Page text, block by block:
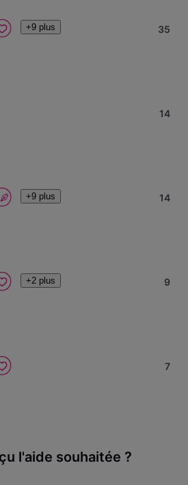
+9 plus 35
14
+9 plus 14
+2 plus 9
7
l'aide souhaitée ?